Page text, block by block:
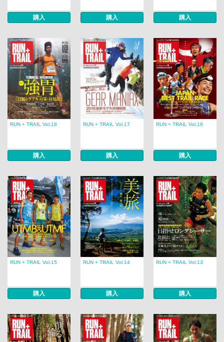
購入 購入 購入
RUN + TRAIL Vol.18
購入
RUN + TRAIL Vol.17
購入
RUN + TRAIL Vol.16
購入
RUN + TRAIL Vol.15
購入
RUN + TRAIL Vol.14
購入
RUN + TRAIL Vol.13
購入